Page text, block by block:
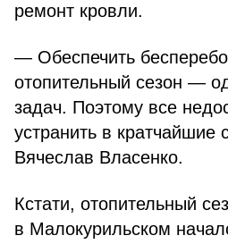
ремонт кровли.
— Обеспечить
отопительный сезон —
задач. Поэтому все
устранить в кратчайшие
Вячеслав Власенко.
Кстати, отопительный
в Малокурильском